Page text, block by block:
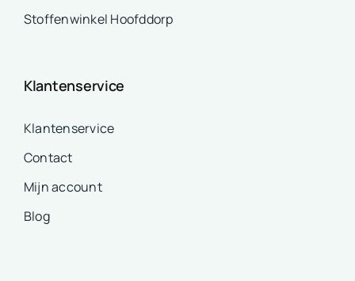
Stoffenwinkel Hoofddorp
Klantenservice
Klantenservice
Contact
Mijn account
Blog